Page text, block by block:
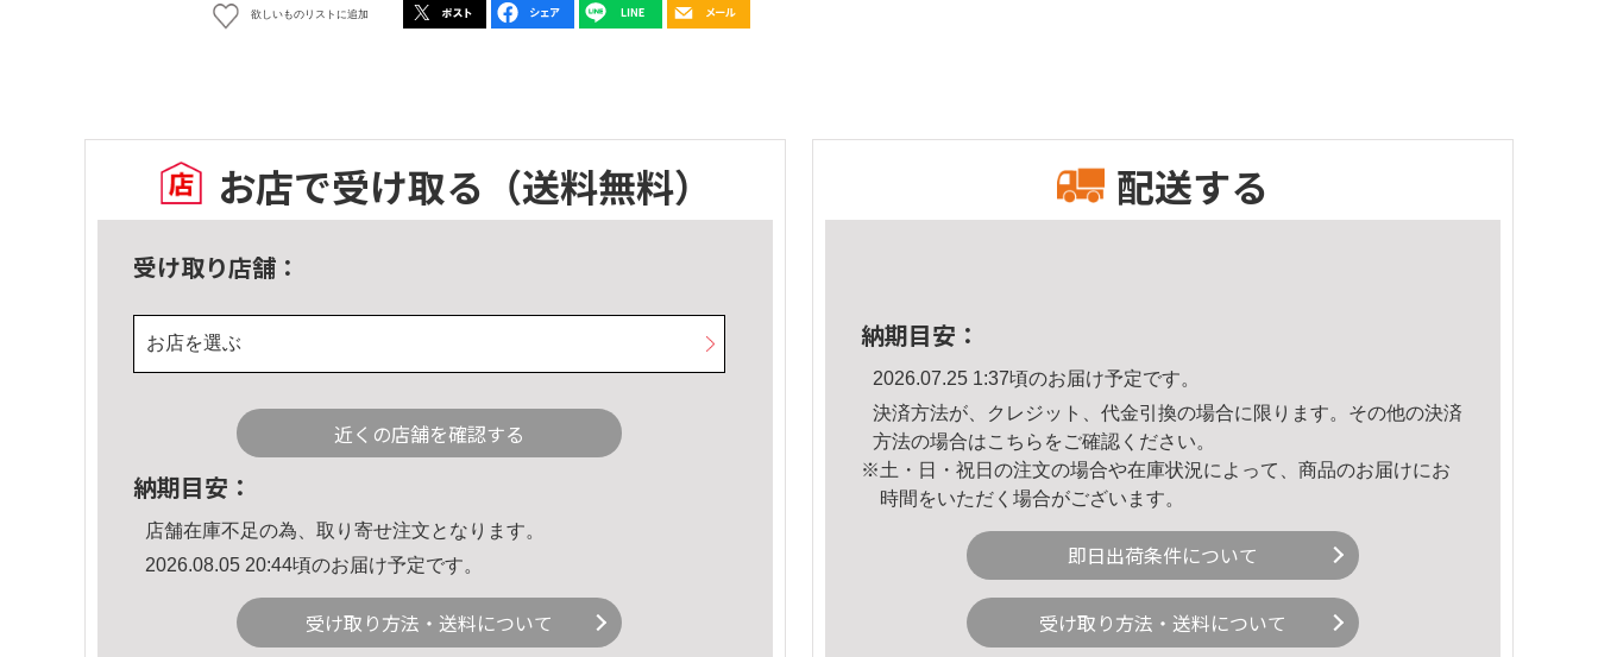
欲しいものリストに追加
お店で受け取る （送料無料）
受け取り店舗：
お店を選ぶ
近くの店舗を確認する
納期目安：
店舗在庫不足の為、取り寄せ注文となります。
2026.08.05 20:44頃のお届け予定です。
受け取り方法・送料について
配送する
納期目安：
2026.07.25 1:37頃のお届け予定です。
決済方法が、クレジット、代金引換の場合に限ります。その他の決済
方法の場合はこちら をご確認ください。
※土・日・祝日の注文の場合や在庫状況によって、商品のお届けにお
時間をいただく場合がございます。
即日出荷条件について
受け取り方法・送料について